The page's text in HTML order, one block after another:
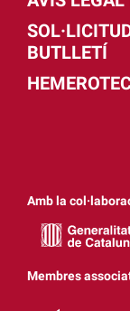
BUTLLETÍ
Amb la
Membres